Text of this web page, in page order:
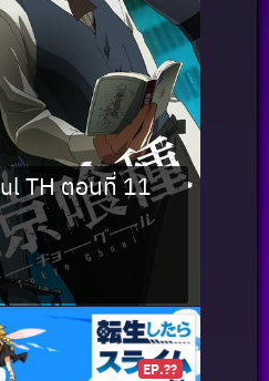
TH ตอนที่ 11
EP.??